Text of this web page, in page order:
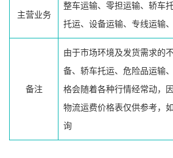
主营业务
整车运输、零担运输、轿车
托运、设备运输、专线运输
备注
由于市场环境及发货需求的
备、轿车托运、危险品运输
格会随着各种行情经常动，
物流运费价格表仅供参考，
询